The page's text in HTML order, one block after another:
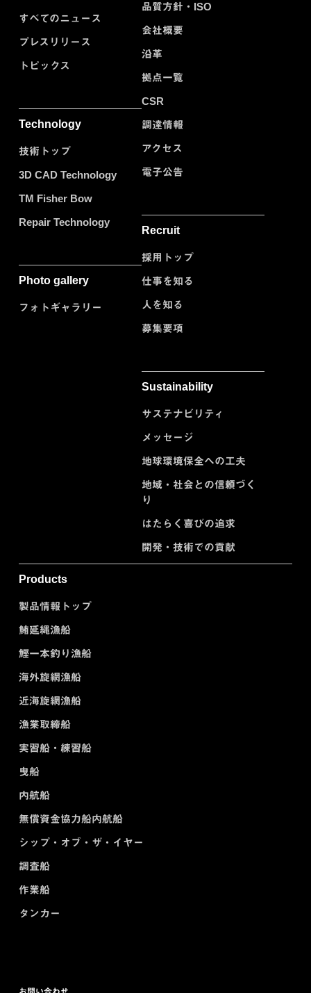
すべてのニュース
プレスリリース
トピックス
Technology
技術トップ
3D CAD Technology
TM Fisher Bow
Repair Technology
Photo gallery
フォトギャラリー
品質方針・ISO
会社概要
沿革
拠点一覧
CSR
調達情報
アクセス
電子公告
Recruit
採用トップ
仕事を知る
人を知る
募集要項
Sustainability
サステナビリティ
メッセージ
地球環境保全への工夫
地域・社会との信頼づく
り
はたらく喜びの追求
開発・技術での貢献
Products
製品情報トップ
鮪延縄漁船
鰹一本釣り漁船
海外旋網漁船
近海旋網漁船
漁業取締船
実習船・練習船
曳船
内航船
無償資金協力船内航船
シップ・オブ・ザ・イヤー
調査船
作業船
タンカー